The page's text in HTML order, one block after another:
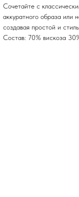
Сочетайте с
аккуратного образа или
создавая простой и
Состав: 70% вискоза